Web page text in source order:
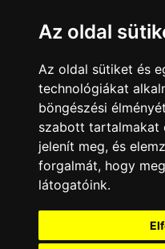
Minden jog
A csatornák a
Az oldal
Az oldal sütiket és
technológiákat
böngészési
szabott tartalmakat
jelenít meg, és
forgalmát, hogy
látogatóink.